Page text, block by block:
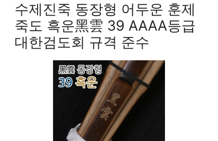
수제진죽 동장형 어두운 훈제
죽도 흑운黑雲 39 AAAA등급
대한검도회 규격 준수